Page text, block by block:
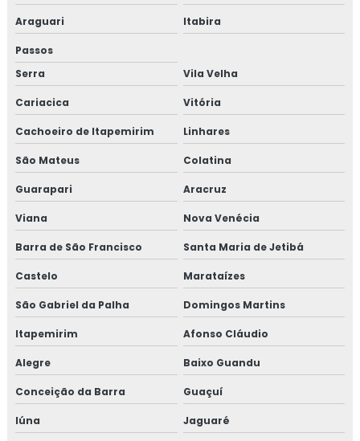
Araguari Itabira
Passos
Serra
Vila Velha
Cariacica Vitória
Cachoeiro de Itapemirim Linhares
São Mateus Colatina
Guarapari Aracruz
Viana Nova Venécia
Barra de São Francisco Santa Maria de Jetibá
Castelo Marataízes
São Gabriel da Palha Domingos Martins
Itapemirim Afonso Cláudio
Alegre Baixo Guandu
Conceição da Barra Guaçuí
Iúna Jaguaré